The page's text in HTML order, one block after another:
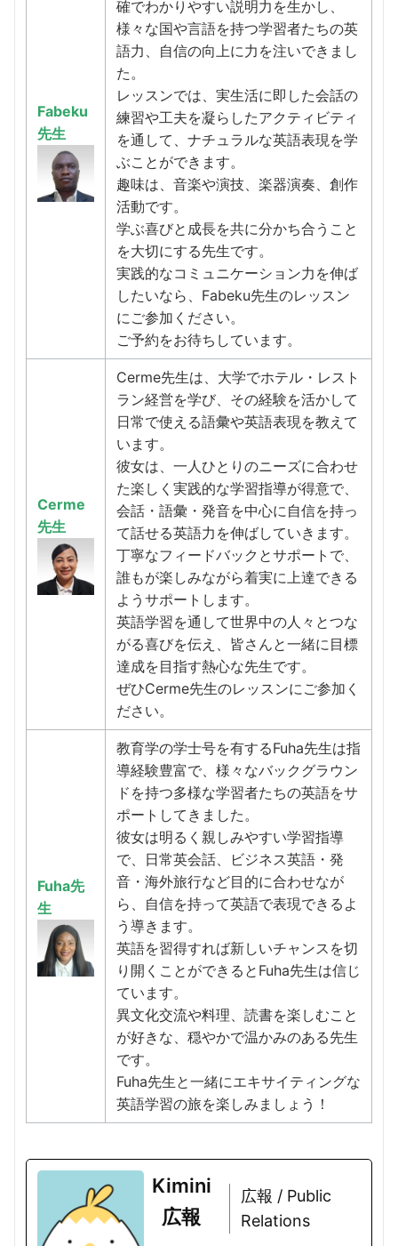
Fabeku
先生
確でわかりやすい説明力を生かし、
様々な国や言語を持つ学習者たちの英
語力、自信の向上に力を注いできまし
た。
レッスンでは、実生活に即した会話の
練習や工夫を凝らしたアクティビティ
を通して、ナチュラルな英語表現を学
ぶことができます。
趣味は、音楽や演技、楽器演奏、創作
活動です。
学ぶ喜びと成長を共に分かち合うこと
を大切にする先生です。
実践的なコミュニケーション力を伸ば
したいなら、Fabeku先生のレッスン
にご参加ください。
ご予約をお待ちしています。
Cerme
先生
Cerme先生は、大学でホテル・レスト
ラン経営を学び、その経験を活かして
日常で使える語彙や英語表現を教えて
います。
彼女は、一人ひとりのニーズに合わせ
た楽しく実践的な学習指導が得意で、
会話・語彙・発音を中心に自信を持っ
て話せる英語力を伸ばしていきます。
丁寧なフィードバックとサポートで、
誰もが楽しみながら着実に上達できる
ようサポートします。
英語学習を通して世界中の人々とつな
がる喜びを伝え、皆さんと一緒に目標
達成を目指す熱心な先生です。
ぜひCerme先生のレッスンにご参加く
ださい。
Fuha先
生
教育学の学士号を有するFuha先生は指
導経験豊富で、様々なバックグラウン
ドを持つ多様な学習者たちの英語をサ
ポートしてきました。
彼女は明るく親しみやすい学習指導
で、日常英会話、ビジネス英語・発
音・海外旅行など目的に合わせなが
ら、自信を持って英語で表現できるよ
う導きます。
英語を習得すれば新しいチャンスを切
り開くことができるとFuha先生は信じ
ています。
異文化交流や料理、読書を楽しむこと
が好きな、穏やかで温かみのある先生
です。
Fuha先生と一緒にエキサイティングな
英語学習の旅を楽しみましょう！
Kimini
広報
広報 / Public
Relations